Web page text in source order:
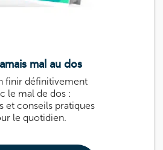
mal au dos
finir définitivement
le mal de dos :
et conseils pratiques
le quotidien.